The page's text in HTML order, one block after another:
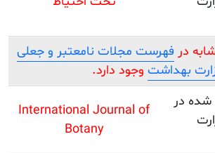
مجلات نامعتبر و جعلی
وجود دارد.
International Journal of